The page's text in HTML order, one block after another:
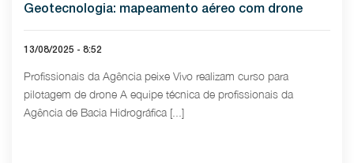
Geotecnologia: mapeamento aéreo com drone
13/08/2025 - 8:52
Profissionais da Agência peixe Vivo realizam curso para
pilotagem de drone A equipe técnica de profissionais da
Agência de Bacia Hidrográfica [...]